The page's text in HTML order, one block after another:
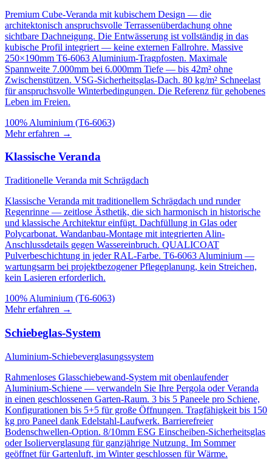
Premium Cube-Veranda mit kubischem Design — die
architektonisch anspruchsvolle Terrassenüberdachung ohne
sichtbare Dachneigung. Die Entwässerung ist vollständig in das
kubische Profil integriert — keine externen Fallrohre. Massive
250×190mm T6-6063 Aluminium-Tragpfosten. Maximale
Spannweite 7.000mm bei 6.000mm Tiefe — bis 42m² ohne
Zwischenstützen. VSG-Sicherheitsglas-Dach. 80 kg/m² Schneelast
für anspruchsvolle Winterbedingungen. Die Referenz für gehobenes
Leben im Freien.
100% Aluminium (T6-6063)
Mehr erfahren →
Klassische Veranda
Traditionelle Veranda mit Schrägdach
Klassische Veranda mit traditionellem Schrägdach und runder
Regenrinne — zeitlose Ästhetik, die sich harmonisch in historische
und klassische Architektur einfügt. Dachfüllung in Glas oder
Polycarbonat. Wandanbau-Montage mit integrierten Alin-
Anschlussdetails gegen Wassereinbruch. QUALICOAT
Pulverbeschichtung in jeder RAL-Farbe. T6-6063 Aluminium —
wartungsarm bei projektbezogener Pflegeplanung, kein Streichen,
kein Lasieren erforderlich.
100% Aluminium (T6-6063)
Mehr erfahren →
Schiebeglas-System
Aluminium-Schiebeverglasungssystem
Rahmenloses Glasschiebewand-System mit obenlaufender
Aluminium-Schiene — verwandeln Sie Ihre Pergola oder Veranda
in einen geschlossenen Garten-Raum. 3 bis 5 Paneele pro Schiene,
Konfigurationen bis 5+5 für große Öffnungen. Tragfähigkeit bis 150
kg pro Paneel dank Edelstahl-Laufwerk. Barrierefreier
Bodenschwellen-Option. 8/10mm ESG Einscheiben-Sicherheitsglas
oder Isolierverglasung für ganzjährige Nutzung. Im Sommer
geöffnet für Gartenluft, im Winter geschlossen für Wärme.